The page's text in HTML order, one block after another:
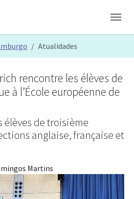
Atualidades
rencontre les élèves de
à l’École européenne de
élèves de troisième
anglaise, française et
Martins